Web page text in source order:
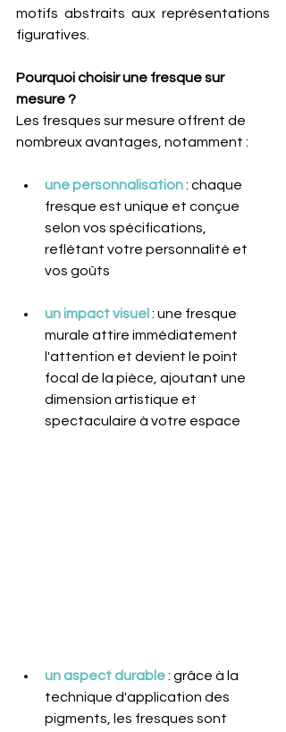
motifs abstraits aux représentations
figuratives.
Pourquoi choisir une fresque sur
mesure ?
Les fresques sur mesure offrent de
nombreux avantages, notamment :
une personnalisation : chaque
fresque est unique et conçue
selon vos spécifications,
reflétant votre personnalité et
vos goûts
un impact visuel : une fresque
murale attire immédiatement
l'attention et devient le point
focal de la pièce, ajoutant une
dimension artistique et
spectaculaire à votre espace
un aspect durable : grâce à la
technique d'application des
pigments, les fresques sont